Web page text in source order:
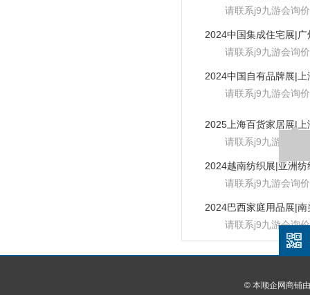
请联系j9九游会询价
请联系j9九游会询价
请联系j9九游会询价
请联系j9九游会询价
请联系j9九游会询价
请联系j9九游会询价
© 本顺企网商铺由